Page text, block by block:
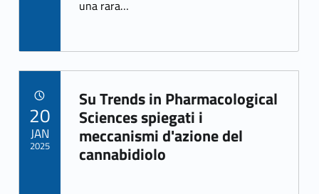
una rara…
Link identifier archive #link-archive-1788
Su Trends in Pharmacological
Sciences spiegati i
meccanismi d'azione del
cannabidiolo
20
JAN
2025